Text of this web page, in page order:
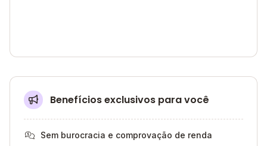
Benefícios exclusivos para você
Sem burocracia e comprovação de renda